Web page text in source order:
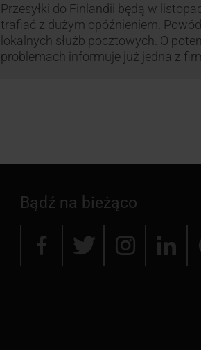
Przesyłki do Finlandii będą w
trafiać z dużym opóźnieniem.
lokalnych służb pocztowych. O
problemach informuje już jedna z
Bądź na bieżąco